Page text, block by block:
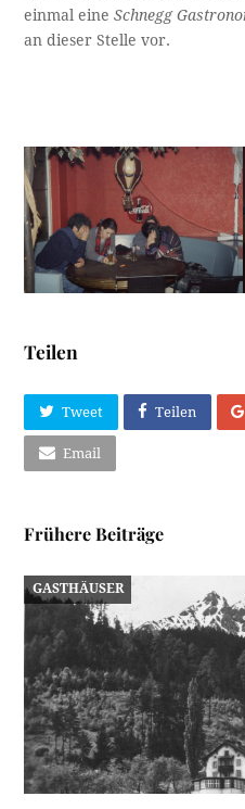
einmal eineSchnegg
an dieser Stelle vor.
Teilen
Tweet Teilen
Email
Frühere Beiträge
GASTHÄUSER